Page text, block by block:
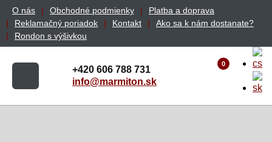
O nás Obchodné podmienky
Platba a doprava
Reklamačný poriadok
Kontakt
Ako sa k nám dostanate?
Rondon s výšivkou
+420 606 788 731
info@marmiton.sk
0